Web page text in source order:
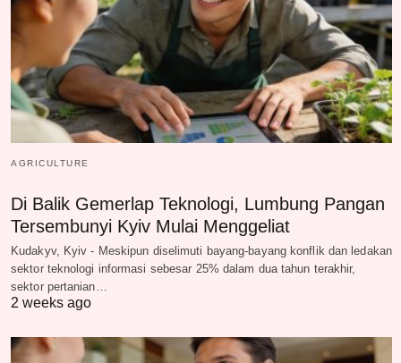
AGRICULTURE
Di Balik Gemerlap Teknologi, Lumbung Pangan
Tersembunyi Kyiv Mulai Menggeliat
Kudakyv, Kyiv - Meskipun diselimuti bayang-bayang konflik dan ledakan
sektor teknologi informasi sebesar 25% dalam dua tahun terakhir,
sektor pertanian…
2 weeks ago